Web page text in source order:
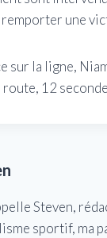
une
sur la ligne,
12
Steven,
sportif, ma